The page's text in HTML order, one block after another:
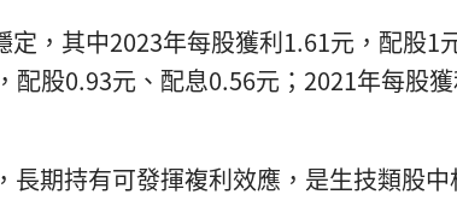
，其中2023年每股獲利1.61元，配股1
配股0.93元、配息0.56元；2021年每股獲
長期持有可發揮複利效應，是生技類股